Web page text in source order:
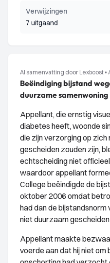
Verwijzingen
7 uitgaand
AI samenvatting door Lexboost •
Beëindiging bijstand
duurzame samenwoning
Appellant, die ernstig
diabetes heeft, woonde
die zijn verzorging op zich
gescheiden zouden zijn,
echtscheiding niet
waardoor appellant
College beëindigde de
oktober 2006 omdat
had dan de bijstandsnorm
niet duurzaam
Appellant maakte
voerde aan dat hij niet om